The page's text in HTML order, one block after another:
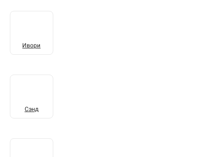
Ивори
Сэнд